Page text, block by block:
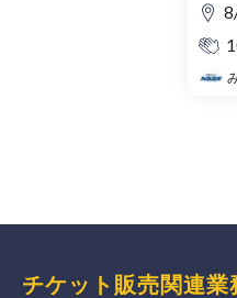
8/
チケット販売関連業